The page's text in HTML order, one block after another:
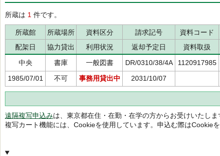
所蔵は 1 件です。
所蔵館 所蔵場所 資料区分 請求記号
資料コード
配架日
協力貸出 利用状況 返却予定日
資料取扱
中央
書庫 一般図書 DR/0310/38/4A
1120917985
1985/07/01
不可 事務用貸出中 2031/10/07
遠隔複写申込みは、東京都在住・在勤・在学の方からお受けいたしま
複写カート機能には、Cookieを使用しています。申込む際はCookie